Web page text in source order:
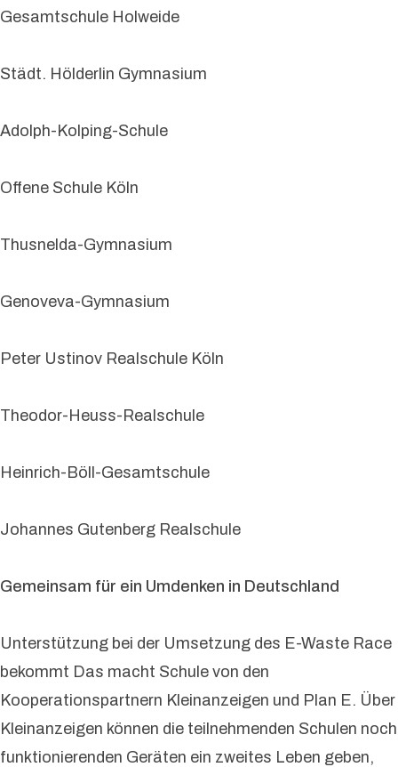
Gesamtschule Holweide
Städt. Hölderlin Gymnasium
Adolph-Kolping-Schule
Offene Schule Köln
Thusnelda-Gymnasium
Genoveva-Gymnasium
Peter Ustinov Realschule Köln
Theodor-Heuss-Realschule
Heinrich-Böll-Gesamtschule
Johannes Gutenberg Realschule
Gemeinsam für ein Umdenken in Deutschland
Unterstützung bei der Umsetzung des E-Waste Race
bekommt Das macht Schule von den
Kooperationspartnern Kleinanzeigen und Plan E. Über
Kleinanzeigen können die teilnehmenden Schulen noch
funktionierenden Geräten ein zweites Leben geben,